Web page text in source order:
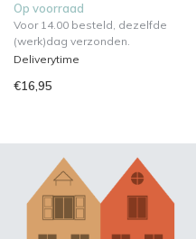
Op voorraad
Voor 14.00 besteld, dezelfde
(werk)dag verzonden.
Deliverytime
€16,95